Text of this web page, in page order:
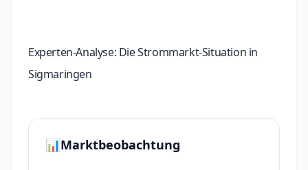
Experten-Analyse: Die Strommarkt-Situation in
Sigmaringen
📊Marktbeobachtung